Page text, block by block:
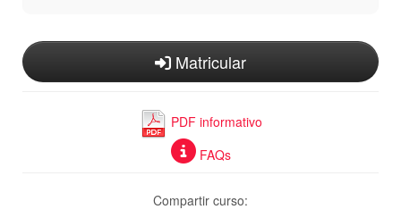
Matricular
PDF informativo
FAQs
Compartir curso: